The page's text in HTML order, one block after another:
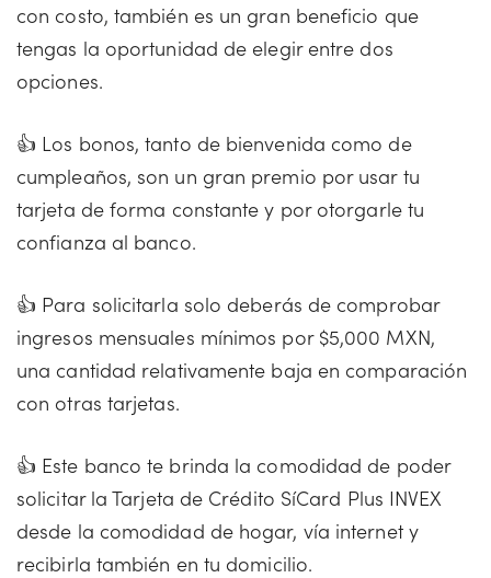
con costo, también es un gran beneficio que
tengas la oportunidad de elegir entre dos
opciones.
👍 Los bonos, tanto de bienvenida como de
cumpleaños, son un gran premio por usar tu
tarjeta de forma constante y por otorgarle tu
confianza al banco.
👍 Para solicitarla solo deberás de comprobar
ingresos mensuales mínimos por $5,000 MXN,
una cantidad relativamente baja en comparación
con otras tarjetas.
👍 Este banco te brinda la comodidad de poder
solicitar la Tarjeta de Crédito SíCard Plus INVEX
desde la comodidad de hogar, vía internet y
recibirla también en tu domicilio.